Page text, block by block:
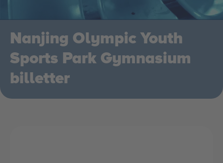
Nanjing Olympic Youth
Sports Park Gymnasium
billetter